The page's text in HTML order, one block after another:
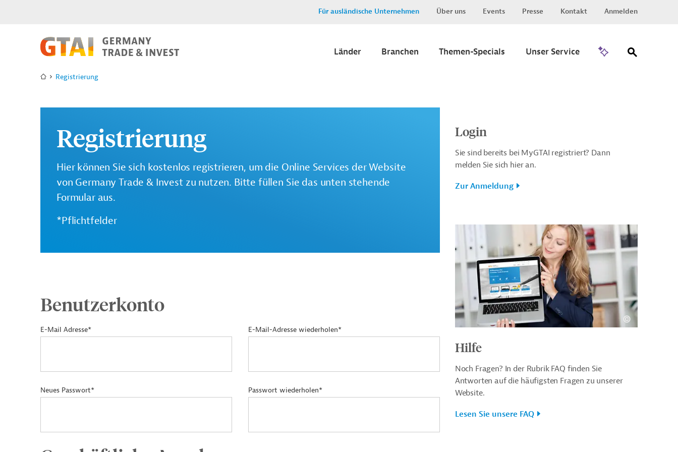
Für ausländische Unternehmen Über uns Events Presse Kontakt Anmelden
Länder Branchen Themen-Specials Unser Service
Registrierung
Registrierung
Hier können Sie sich kostenlos registrieren, um die Online Services der Website
von Germany Trade & Invest zu nutzen. Bitte füllen Sie das unten stehende
Formular aus.
*Pflichtfelder
Benutzerkonto
E-Mail Adresse* E-Mail-Adresse wiederholen*
Neues Passwort* Passwort wiederholen*
Login
Sie sind bereits bei MyGTAI registriert? Dann
melden Sie sich hier an.
Zur Anmeldung
Hilfe
Noch Fragen? In der Rubrik FAQ finden Sie
Antworten auf die häufigsten Fragen zu unserer
Website.
Lesen Sie unsere FAQ